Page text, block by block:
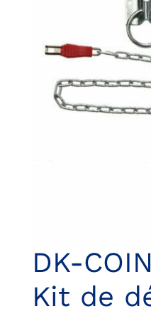
DK-
Kit de